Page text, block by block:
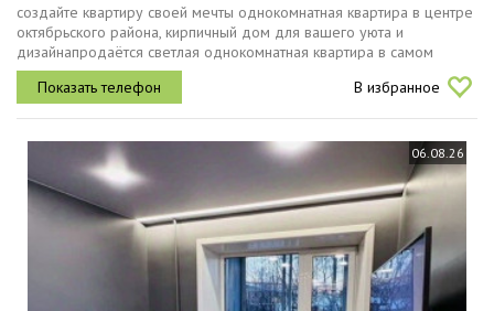
создайте квартиру своей мечты однокомнатная квартира в центре
октябрьского района, кирпичный дом для вашего уюта и
дизайнапродаётся светлая однокомнатная квартира в самом
сердце октябрьского района. кирпичный дом обеспечивает
отличную тепло и...
В избранное
06.08.26